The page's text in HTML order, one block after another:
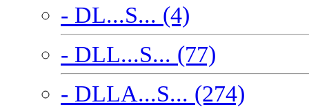
- DL...S... (4)
- DLL...S... (77)
- DLLA...S... (274)